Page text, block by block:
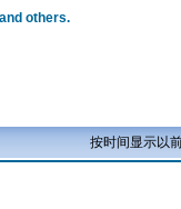
others.
按时间显示以